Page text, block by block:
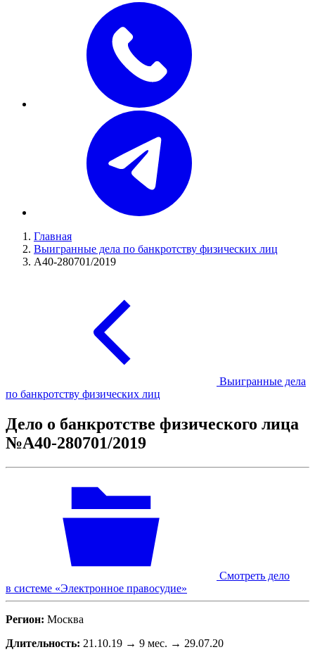
Главная
Выигранные дела по банкротству физических лиц
А40-280701/2019
Выигранные дела
по банкротству физических лиц
Дело о банкротстве физического лица
№А40-280701/2019
Смотреть дело
в системе «Электронное правосудие»
Регион: Москва
Длительность: 21.10.19 → 9 мес. → 29.07.20